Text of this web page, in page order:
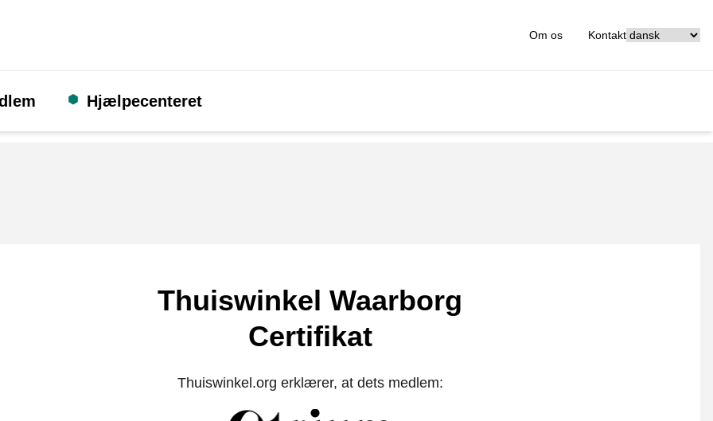
Om os Kontakt
Hjælpecenteret
Thuiswinkel Waarborg
Certifikat
Thuiswinkel.org erklærer, at dets medlem: